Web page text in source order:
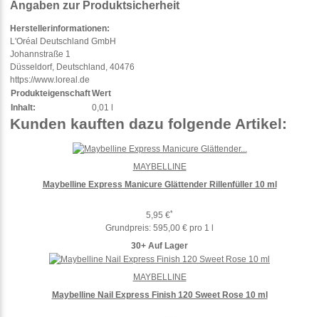
Angaben zur Produktsicherheit
Herstellerinformationen:
L'Oréal Deutschland GmbH
Johannstraße 1
Düsseldorf, Deutschland, 40476
https://www.loreal.de
ProdukteigenschaftWert
Inhalt:
0,01 l
Kunden kauften dazu folgende Artikel:
Maybelline Express Manicure Glättender Rillenfüller 10 ml
5,95 €*
Grundpreis: 595,00 € pro 1 l
30+ Auf Lager
MAYBELLINE
Maybelline Nail Express Finish 120 Sweet Rose 10 ml
MAYBELLINE